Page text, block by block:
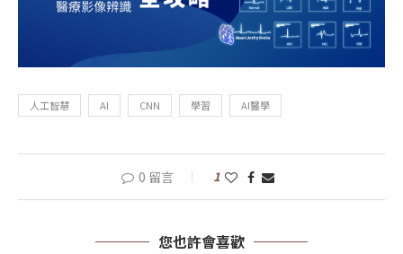
人工智慧 AI CNN 學習 AI醫學
0 留言 1
您也許會喜歡